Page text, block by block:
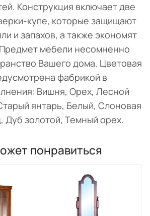
Конструкция включает две
купе, которые защищают
и запахов, а также экономят
мебели несомненно
Вашего дома. Цветовая
фабрикой в
Вишня, Орех, Лесной
янтарь, Белый, Слоновая
Дуб золотой, Темный орех.
понравиться